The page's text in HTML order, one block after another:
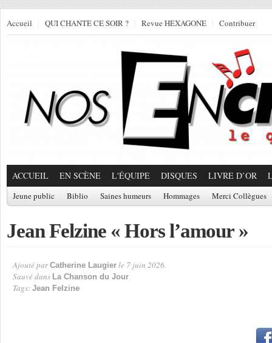
Accueil QUI CHANTE CE SOIR ? Revue HEXAGONE Contribuer
ACCUEIL EN SCÈNE L'ÉQUIPE DISQUES LIVRE D’OR
Jeune public Biblio Saines humeurs Hommages Merci Collègues
Jean Felzine « Hors l’amour »
Ajouté par Catherine Laugier le 7 juin 2026.
Sauvé dans La Chanson du Jour
Tags: Jean Felzine